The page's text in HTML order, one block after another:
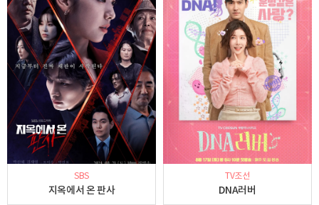
SBS
지옥에서 온 판사
TV조선
DNA러버